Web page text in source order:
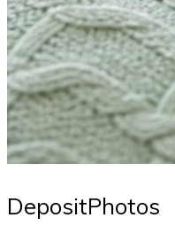
DepositPhotos